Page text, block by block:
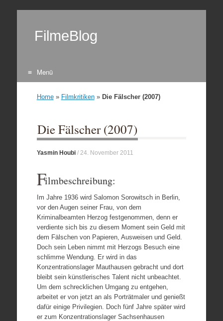
FilmeBlog
Menü
Home» Filmkritiken» Die Fälscher (2007)
Die Fälscher (2007)
Yasmin Houbi/ 24. November 2011
Filmbeschreibung:
Im Jahre 1936 wird Salomon Sorowitsch in Berlin,
vor den Augen seiner Frau, von dem
Kriminalbeamten Herzog festgenommen, denn er
verdiente sich bis zu diesem Moment sein Geld mit
dem Fälschen von Papieren, Ausweisen und Geld.
Doch sein Leben nimmt mit Herzogs Besuch eine
schlimme Wendung. Er wird in das
Konzentrationslager Mauthausen gebracht und dort
bleibt sein künstlerisches Talent nicht unbeachtet.
Um dem schrecklichen Umgang zu entgehen,
arbeitet er von jetzt an als Porträtmaler und genießt
dafür einige Privilegien. Doch fünf Jahre später wird
er zum Konzentrationslager Sachsenhausen